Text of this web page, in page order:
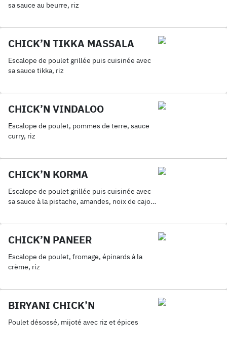
sa sauce au beurre, riz
CHICK’N TIKKA MASSALA
Escalope de poulet grillée puis cuisinée avec
sa sauce tikka, riz
CHICK’N VINDALOO
Escalope de poulet, pommes de terre, sauce
curry, riz
CHICK’N KORMA
Escalope de poulet grillée puis cuisinée avec
sa sauce à la pistache, amandes, noix de cajou
CHICK’N PANEER
Escalope de poulet, fromage, épinards à la
crème, riz
BIRYANI CHICK’N
Poulet désossé, mijoté avec riz et épices